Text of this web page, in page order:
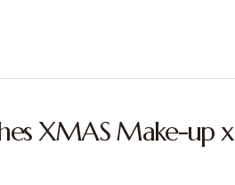
XMAS Make-up x